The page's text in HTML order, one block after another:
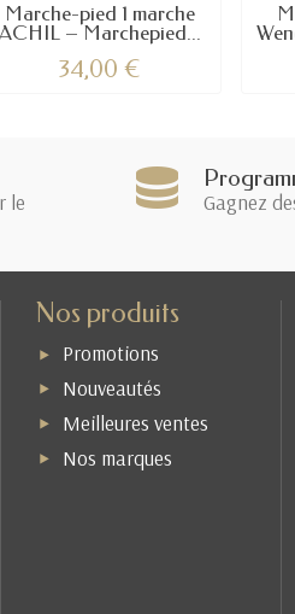
Marche-pied 1 marche
ACHIL – Marchepied...
34,00 €
le
Gagnez
Nos produits
Promotions
Nouveautés
Meilleures ventes
Nos marques